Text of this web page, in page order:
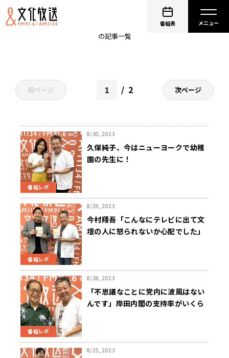
番組表
の記事一覧
前ページ 2 次ページ
番組レポ
8/30, 2023
久保純子、今はニューヨークで幼稚
園の先生に！
番組レポ
8/29, 2023
今村翔吾「こんなにテレビに出て文
壇の人に怒られないか心配でした」
番組レポ
8/28, 2023
「不思議なことに党内に波風はない
んです」岸田内閣の支持率がいくら
8/25, 2023